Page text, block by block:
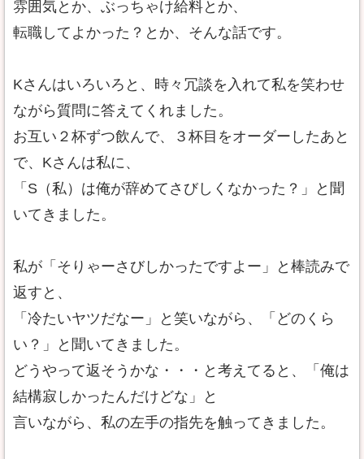
雰囲気とか、ぶっちゃけ給料とか、
転職してよかった？とか、そんな話です。
Kさんはいろいろと、時々冗談を入れて私を笑わせ
ながら質問に答えてくれました。
お互い２杯ずつ飲んで、３杯目をオーダーしたあと
で、Kさんは私に、
「S（私）は俺が辞めてさびしくなかった？」と聞
いてきました。
私が「そりゃーさびしかったですよー」と棒読みで
返すと、
「冷たいヤツだなー」と笑いながら、「どのくら
い？」と聞いてきました。
どうやって返そうかな・・・と考えてると、「俺は
結構寂しかったんだけどな」と
言いながら、私の左手の指先を触ってきました。